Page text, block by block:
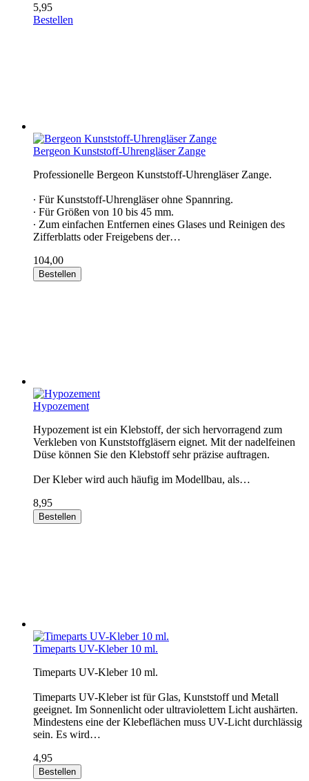
5,95
Bestellen
Bergeon Kunststoff-Uhrengläser Zange
Professionelle Bergeon Kunststoff-Uhrengläser Zange.
∙ Für Kunststoff-Uhrengläser ohne Spannring.
∙ Für Größen von 10 bis 45 mm.
∙ Zum einfachen Entfernen eines Glases und Reinigen des
Zifferblatts oder Freigebens der…
104,00
Bestellen
Hypozement
Hypozement ist ein Klebstoff, der sich hervorragend zum
Verkleben von Kunststoffgläsern eignet. Mit der nadelfeinen
Düse können Sie den Klebstoff sehr präzise auftragen.
Der Kleber wird auch häufig im Modellbau, als…
8,95
Bestellen
Timeparts UV-Kleber 10 ml.
Timeparts UV-Kleber 10 ml.
Timeparts UV-Kleber ist für Glas, Kunststoff und Metall
geeignet. Im Sonnenlicht oder ultraviolettem Licht aushärten.
Mindestens eine der Klebeflächen muss UV-Licht durchlässig
sein. Es wird…
4,95
Bestellen